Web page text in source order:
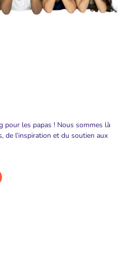
pour les papas ! Nous sommes là
de l’inspiration et du soutien aux